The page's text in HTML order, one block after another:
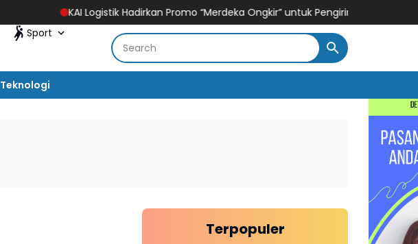
KAI Logistik Hadirkan Promo “Merdeka Ongkir” untuk Pengiriman Paket Hisense Siap
Sport
Teknologi
Terpopuler